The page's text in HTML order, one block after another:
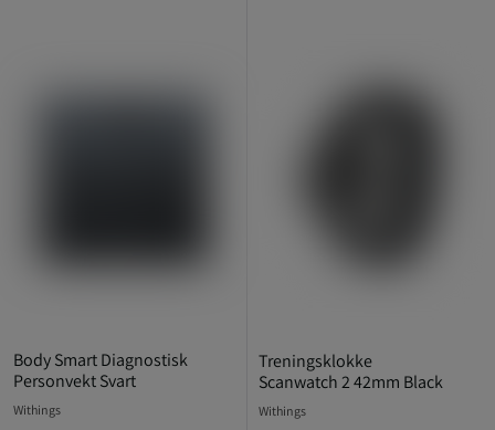
Body Smart Diagnostisk
Personvekt Svart
Withings
Treningsklokke
Scanwatch 2 42mm Black
Withings